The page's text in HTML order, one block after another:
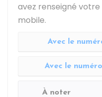
avez renseigné
mobile.
Avec le
Avec le
À noter